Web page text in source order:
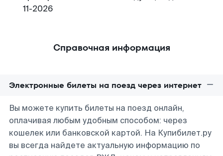
11-2026
Справочная информация
Электронные билеты на поезд через интернет
Вы можете купить билеты на поезд онлайн,
оплачивая любым удобным способом: через
кошелек или банковской картой. На Купибилет.ру
вы всегда найдете актуальную информацию по